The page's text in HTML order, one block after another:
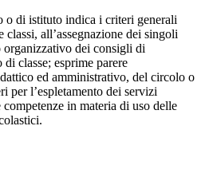
di istituto indica i criteri generali
all’assegnazione dei singoli
organizzativo dei consigli di
classe; esprime parere
ed amministrativo, del circolo o
per l’espletamento dei servizi
in materia di uso delle